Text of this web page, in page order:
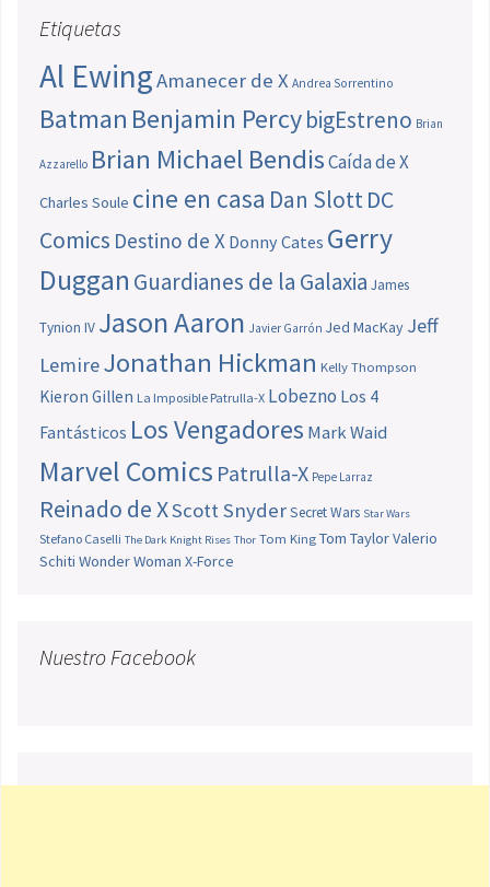
Etiquetas
Al EwingAmanecer de X Andrea Sorrentino
Batman Benjamin PercybigEstreno Brian
Azzarello Brian Michael BendisCaída de X
Charles Soule cine en casa Dan SlottDC
Comics Destino de X Donny Cates Gerry
Duggan Guardianes de la Galaxia James
Tynion IV Jason Aaron Javier Garrón Jed MacKay Jeff
LemireJonathan Hickman Kelly Thompson
Kieron Gillen La Imposible Patrulla-X Lobezno Los 4
Fantásticos Los Vengadores Mark Waid
Marvel Comics Patrulla-X Pepe Larraz
Reinado de XScott SnyderSecret Wars Star Wars
Stefano Caselli The Dark Knight Rises Thor Tom King Tom TaylorValerio
Schiti Wonder Woman X-Force
Nuestro Facebook